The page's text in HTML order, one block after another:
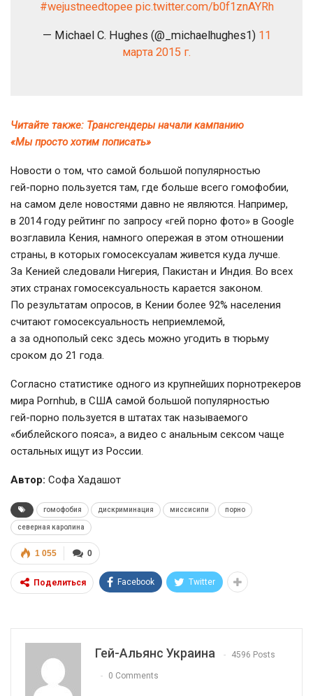
#wejustneedtopee pic.twitter.com/b0f1znAYRh
— Michael C. Hughes (@_michaelhughes1) 11
марта 2015 г.
Читайте также: Трансгендеры начали кампанию
«Мы просто хотим пописать»
Новости о том, что самой большой популярностью
гей-порно пользуется там, где больше всего гомофобии,
на самом деле новостями давно не являются. Например,
в 2014 году рейтинг по запросу «гей порно фото» в Google
возглавила Кения, намного опережая в этом отношении
страны, в которых гомосексуалам живется куда лучше.
За Кенией следовали Нигерия, Пакистан и Индия. Во всех
этих странах гомосексуальность карается законом.
По результатам опросов, в Кении более 92% населения
считают гомосексуальность неприемлемой,
а за однополый секс здесь можно угодить в тюрьму
сроком до 21 года.
Согласно статистике одного из крупнейших порнотрекеров
мира Pornhub, в США самой большой популярностью
гей-порно пользуется в штатах так называемого
«библейского пояса», а видео с анальным сексом чаще
остальных ищут из России.
Автор: Софа Хадашот
гомофобия дискриминация миссисипи порно
северная каролина
0
1 055
Поделиться Facebook Twitter
Гей-Альянс Украина 4596 Posts
0 Comments